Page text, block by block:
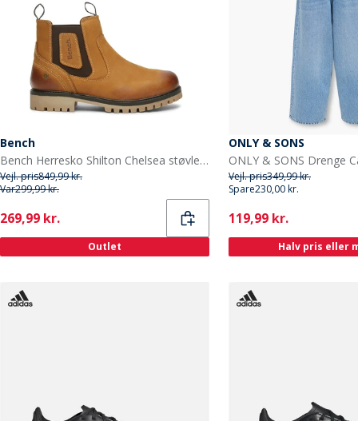
Bench
Bench Herresko Shilton Chelsea støvler Kamel
Vejl. pris849,99 kr.
Var299,99 kr.
Current
269,99 kr.
Outlet
ONLY & SONS
Vejl. pris349,99 kr.
Spare230,00 kr.
Current
119,99 kr.
Halv pris eller